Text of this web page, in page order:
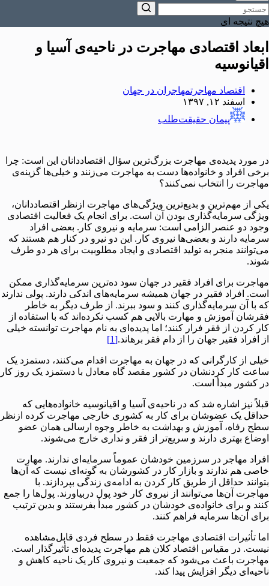
هیچ نتیجه ای
ابعاد اقتصادی مهاجرت در ناحیه‌ی آسیا و
اقیانوسیه
اقتصاد مهاجرتمهاجران در جهان
اسفند ۱۲, ۱۳۹۷
پیمان حقیقت‌طلب
در مورد پدیده‌ی مهاجرت بزرگ‌ترین سؤال اقتصاددانان این است: چرا
برخی افراد و خانواده‌ها دست به مهاجرت می‌زنند و خیلی‌ها گزینه‌ی
مهاجرت را انتخاب نمی‌کنند؟
یکی از مهم‌ترین و بدیع‌ترین ویژگی‌های مهاجرت ازنظر اقتصاددانان،
ویژگی سرمایه‌گذاری بودن آن است. برای انجام یک فعالیت اقتصادی
وجود دو عنصر الزامی است: سرمایه و نیروی کار. بعضی افراد
سرمایه دارند و بعضی‌ها نیروی کار. این دو نیرو در کنار هم هستند که
می‌توانند منجر به تولید اقتصادی و ایجاد مطلوبیت برای هر دو طرف
شوند.
مهاجرت برای افراد فقیر در جهان سود ده‌ترین سرمایه‌گذاری ممکن
است. افراد فقیر در جهان همیشه سرمایه‌های اندکی دارند. پولی ندارند
که با آن سرمایه‌گذاری کنند و سود ببرند. از طرف دیگر به خاطر
فقرشان آموزش و مهارت بالایی هم کسب نکرده‌اند که با استفاده از
کار کردن از فقر فرار کنند؛ اما پدیده‌ای به نام مهاجرت توانسته خیلی
از افراد فقیر جهان را از دام فقر برهاند.[1]
خیلی از کارگرانی که در جهان به مهاجرت اقدام می‌کنند،‌ دستمزد یک
ساعت کار کردنشان در کشور مقصد گاه معادل با دستمزد یک روز کار
در کشور مبدأ است.
قبلاً نیز اشاره شد که در ناحیه‌ی آسیا و اقیانوسیه خانواده‌هایی که
حداقل یک عضوشان برای کار به کشوری خارجی مهاجرت کرده ازنظر
سطح رفاه، آموزش و بهداشت به خاطر وجوه ارسالی همان عضو
اوضاع بهتری دارند و سریع‌تر از فقر و نداری خارج می‌شوند.
افراد مهاجر در سرزمین خودشان عموماً سرمایه‌ای ندارند. مهارت
خاصی هم ندارند و بازار کار در کشورشان به گونه‌ای نیست که آن‌ها
بتوانند حداقل از طریق کار کردن به ادامه‌ی زندگی بپردازند. با
مهاجرت آن‌ها می‌توانند از نیروی کار خود پول دربیاورند. پول‌ها را جمع
کنند و برای خانواده‌ی خودشان در کشور مبدأ بفرستند و بدین ترتیب
برای آن‌ها سرمایه فراهم کنند.
اما تأثیرات اقتصادی مهاجرت فقط در سطح فردی قابل‌مشاهده
نیست. در مقیاس اقتصاد کلان هم مهاجرت پدیده‌ای تأثیرگذار است.
مهاجرت باعث می‌شود که جمعیت و نیروی کار یک ناحیه کاهش و
ناحیه‌ای دیگر افزایش پیدا کند.